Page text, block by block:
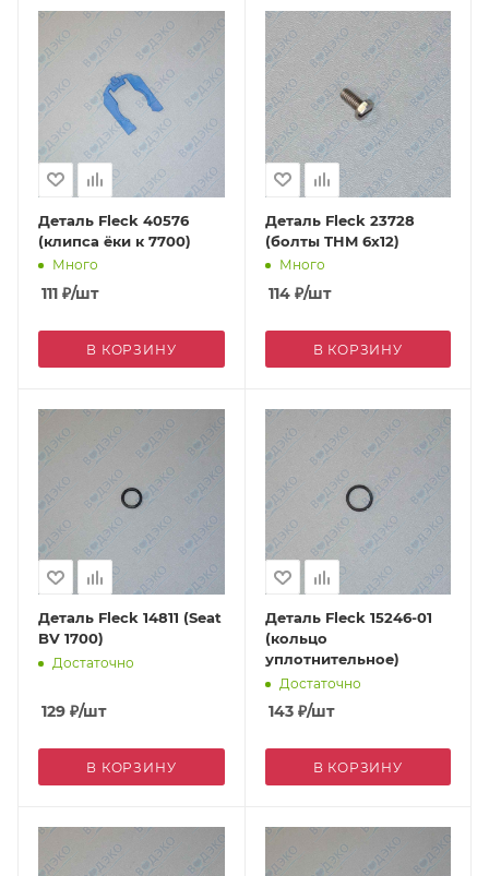
Деталь Fleck 40576
(клипса ёки к 7700)
Много
111 ₽/шт
В КОРЗИНУ
Деталь Fleck 23728
(болты THM 6х12)
Много
114₽/шт
В КОРЗИНУ
Деталь Fleck 14811 (Seat
BV 1700)
Достаточно
129 ₽/шт
В КОРЗИНУ
Деталь Fleck 15246-01
(кольцо
уплотнительное)
Достаточно
143₽/шт
В КОРЗИНУ